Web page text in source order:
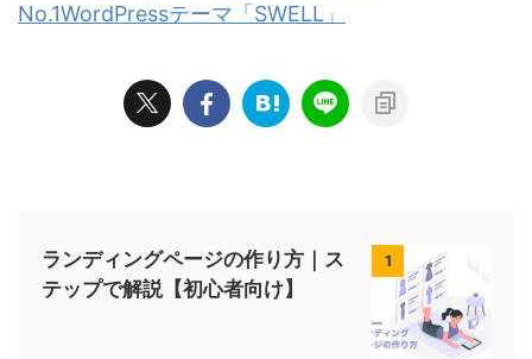
No.1WordPressテーマ「SWELL」
1
ランディングページの作り方｜ス
テップで解説【初心者向け】